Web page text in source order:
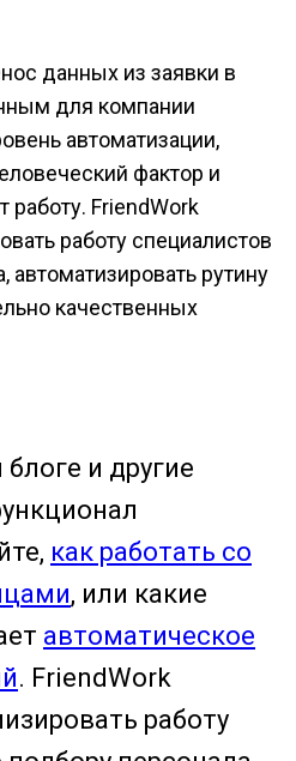
данных из заявки в
для компании
автоматизации,
фактор и
работу. FriendWork
работу специалистов
автоматизировать рутину
качественных
и другие
как работать со
, или какие
автоматическое
. FriendWork
работу